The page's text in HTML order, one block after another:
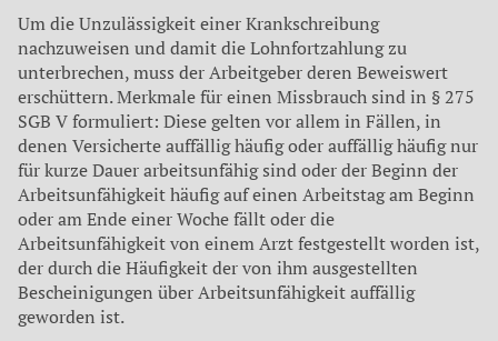
Um die Unzulässigkeit einer Krankschreibung
nachzuweisen und damit die Lohnfortzahlung zu
unterbrechen, muss der Arbeitgeber deren Beweiswert
erschüttern. Merkmale für einen Missbrauch sind in § 275
SGB V formuliert: Diese gelten vor allem in Fällen, in
denen Versicherte auffällig häufig oder auffällig häufig nur
für kurze Dauer arbeitsunfähig sind oder der Beginn der
Arbeitsunfähigkeit häufig auf einen Arbeitstag am Beginn
oder am Ende einer Woche fällt oder die
Arbeitsunfähigkeit von einem Arzt festgestellt worden ist,
der durch die Häufigkeit der von ihm ausgestellten
Bescheinigungen über Arbeitsunfähigkeit auffällig
geworden ist.